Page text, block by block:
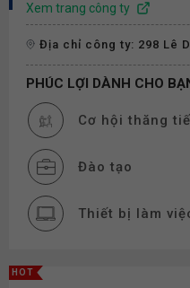
Xem trang công ty
Địa chỉ công ty: 298 Lê
PHÚC LỢI DÀNH CHO
Cơ hội thăng
Đào tạo
Thiết bị làm
HOT